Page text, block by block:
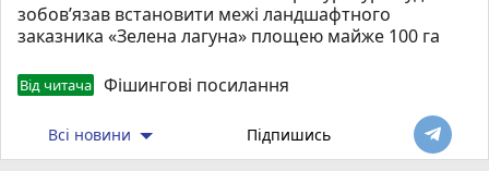
зобов’язав встановити межі ландшафтного
заказника «Зелена лагуна» площею майже 100 га
Від читача Фішингові посилання
Всі новини Підпишись